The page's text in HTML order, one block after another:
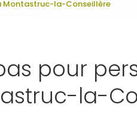
Montastruc-la-Conseillère
pour
la-